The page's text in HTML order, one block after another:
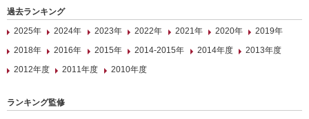
過去ランキング
2025年
2024年 2023年 2022年 2021年 2020年
2019年
2018年
2016年 2015年 2014-2015年 2014年度
2013年度
2012年度
2011年度 2010年度
ランキング監修